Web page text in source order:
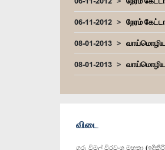
06-11-2012
நேரம்
08-01-2013
08-01-2013
விடை
ගරු විමල් වීරවංශ මහතා